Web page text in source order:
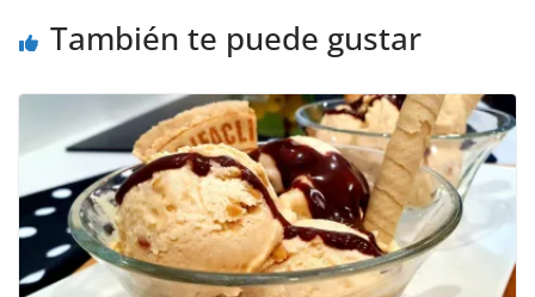
También te puede gustar